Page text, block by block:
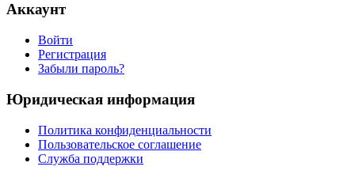
Аккаунт
Войти
Регистрация
Забыли пароль?
Юридическая информация
Политика конфиденциальности
Пользовательское соглашение
Служба поддержки